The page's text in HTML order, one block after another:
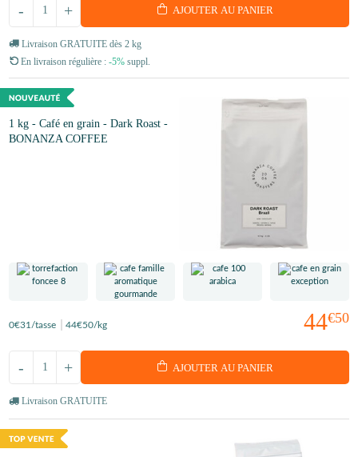
+
- AJOUTER AU PANIER
Livraison GRATUITE dès 2 kg
En livraison régulière : -5% suppl.
1 kg - Café en grain - Dark Roast -
BONANZA COFFEE
44€50
0€31 /tasse 44€50/kg
+
- AJOUTER AU PANIER
Livraison GRATUITE